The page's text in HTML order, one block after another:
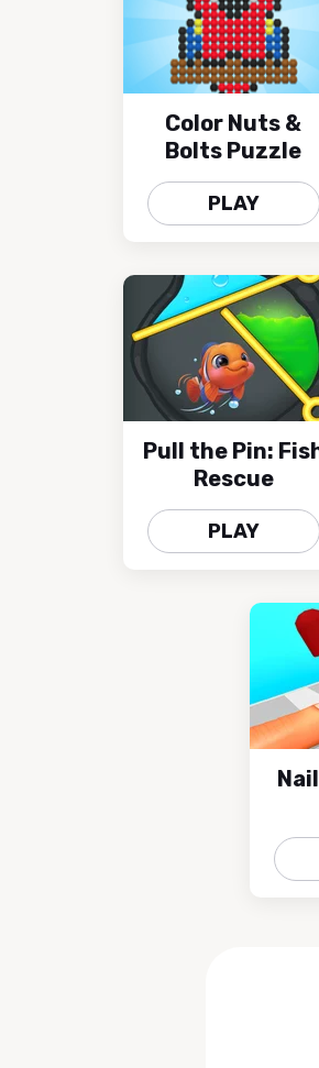
Color Nuts &
Bolts Puzzle
PLAY
Pull the Pin:
Rescue
PLAY